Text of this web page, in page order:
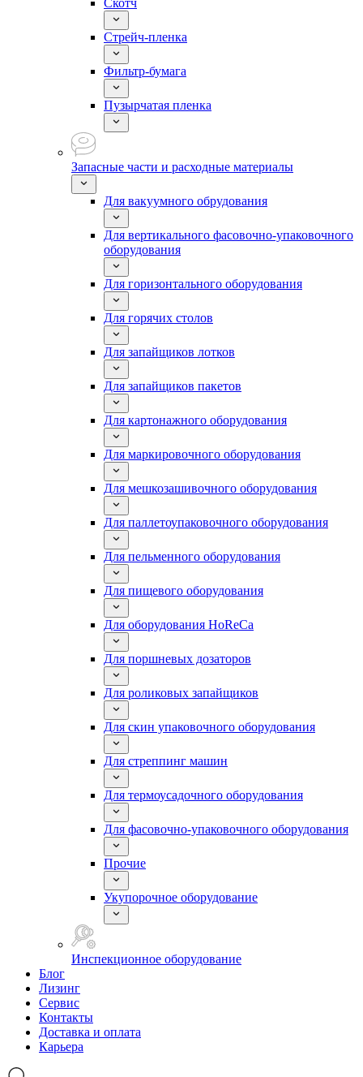
Скотч
Стрейч-пленка
Фильтр-бумага
Пузырчатая пленка
Запасные части и расходные материалы
Для вакуумного обрудования
Для вертикального фасовочно-упаковочного
оборудования
Для горизонтального оборудования
Для горячих столов
Для запайщиков лотков
Для запайщиков пакетов
Для картонажного оборудования
Для маркировочного оборудования
Для мешкозашивочного оборудования
Для паллетоупаковочного оборудования
Для пельменного оборудования
Для пищевого оборудования
Для оборудования HoReCa
Для поршневых дозаторов
Для роликовых запайщиков
Для скин упаковочного оборудования
Для стреппинг машин
Для термоусадочного оборудования
Для фасовочно-упаковочного оборудования
Прочие
Укупорочное оборудование
Инспекционное оборудование
Блог
Лизинг
Сервис
Контакты
Доставка и оплата
Карьера